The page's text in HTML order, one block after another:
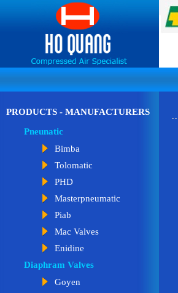
PRODUCTS - MANUFACTURERS
Pneunatic
Bimba
Tolomatic
PHD
Masterpneumatic
Piab
Mac Valves
Enidine
Diaphram Valves
Goyen